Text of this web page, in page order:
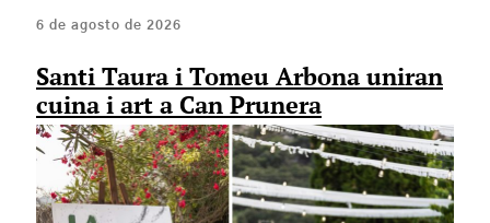
6 de agosto de 2026
Santi Taura i Tomeu Arbona uniran
cuina i art a Can Prunera